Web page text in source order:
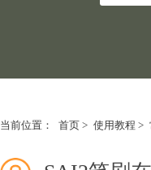
当前位置： 首页> 使用教程 >